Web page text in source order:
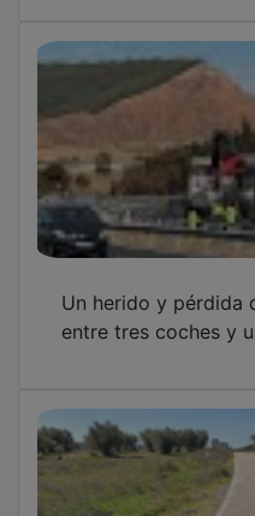
Un herido y pérdida
entre tres coches y